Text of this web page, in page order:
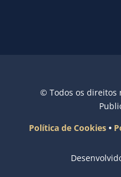
© Todos os direitos
Política de Cookies•